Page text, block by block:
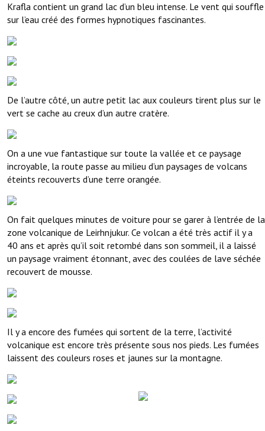
Krafla contient un grand lac d’un bleu intense. Le vent qui souffle
sur l’eau créé des formes hypnotiques fascinantes.
De l’autre côté, un autre petit lac aux couleurs tirent plus sur le
vert se cache au creux d’un autre cratère.
On a une vue fantastique sur toute la vallée et ce paysage
incroyable, la route passe au milieu d’un paysages de volcans
éteints recouverts d’une terre orangée.
On fait quelques minutes de voiture pour se garer à l’entrée de la
zone volcanique de Leirhnjukur. Ce volcan a été très actif il y a
40 ans et après qu’il soit retombé dans son sommeil, il a laissé
un paysage vraiment étonnant, avec des coulées de lave séchée
recouvert de mousse.
Il y a encore des fumées qui sortent de la terre, l’activité
volcanique est encore très présente sous nos pieds. Les fumées
laissent des couleurs roses et jaunes sur la montagne.